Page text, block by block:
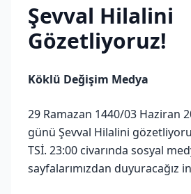
Şevval Hilalini
Gözetliyoruz!
Köklü Değişim Medya
29 Ramazan 1440/03 Haziran
günü Şevval Hilalini
TSİ. 23:00 civarında sosyal
sayfalarımızdan duyuracağız